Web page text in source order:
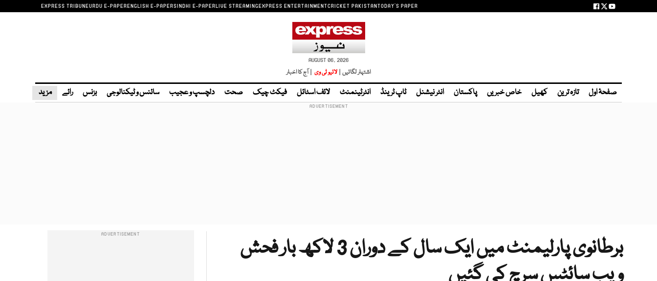
EXPRESS TRIBUNEURDU E-PAPERENGLISH E-PAPERSINDHI E-PAPERLIVE STREAMINGEXPRESS ENTERTAINMENTCRICKET PAKISTANTODAY'S PAPER
AUGUST 06, 2026
اشتہار لگائیں | لائیو ٹی وی | آج کا اخبار
صفحۂ اول تازہ ترین کھیل خاص خبریں پاکستان انٹر نیشنل ٹاپ ٹرینڈ انٹرٹینمنٹ لائف اسٹائل فیکٹ چیک صحت دلچسپ و عجیب سائنس و ٹیکنالوجی بزنس رائے مزید
برطانوی پارلیمنٹ میں ایک سال کے دوران 3 لاکھ بار فحش